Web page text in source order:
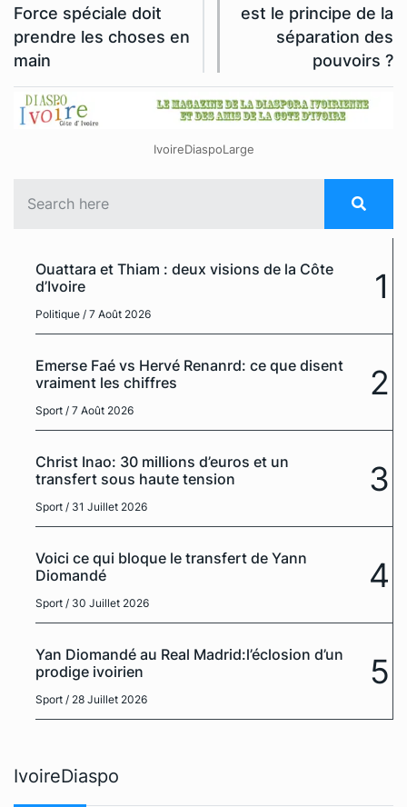
Force spéciale doit
prendre les choses en
main
est le principe de la
séparation des
pouvoirs ?
IvoireDiaspoLarge
Ouattara et Thiam : deux visions de la Côte
d’Ivoire
Politique / 7 Août 2026
1
Emerse Faé vs Hervé Renanrd: ce que disent
vraiment les chiffres
Sport / 7 Août 2026
2
Christ Inao: 30 millions d’euros et un
transfert sous haute tension
Sport / 31 Juillet 2026
3
Voici ce qui bloque le transfert de Yann
Diomandé
Sport / 30 Juillet 2026
4
Yan Diomandé au Real Madrid:l’éclosion d’un
prodige ivoirien
Sport / 28 Juillet 2026
5
IvoireDiaspo